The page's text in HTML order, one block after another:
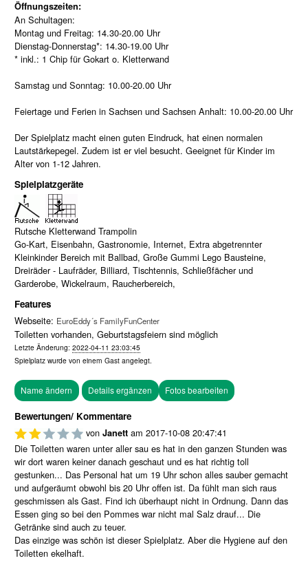
Öffnungszeiten:
An Schultagen:
Montag und Freitag: 14.30-20.00 Uhr
Dienstag-Donnerstag*: 14.30-19.00 Uhr
* inkl.: 1 Chip für Gokart o. Kletterwand
Samstag und Sonntag: 10.00-20.00 Uhr
Feiertage und Ferien in Sachsen und Sachsen Anhalt: 10.00-20.00 Uhr
Der Spielplatz macht einen guten Eindruck, hat einen normalen
Lautstärkepegel. Zudem ist er viel besucht. Geeignet für Kinder im
Alter von 1-12 Jahren.
Spielplatzgeräte
Rutsche Kletterwand Trampolin
Go-Kart, Eisenbahn, Gastronomie, Internet, Extra abgetrennter
Kleinkinder Bereich mit Ballbad, Große Gummi Lego Bausteine,
Dreiräder - Laufräder, Billiard, Tischtennis, Schließfächer und
Garderobe, Wickelraum, Raucherbereich,
Features
Webseite: EuroEddy´s FamilyFunCenter
Toiletten vorhanden, Geburtstagsfeiern sind möglich
Letzte Änderung: 2022-04-11 23:03:45
Spielplatz wurde von einem Gast angelegt.
Fotos bearbeiten
Bewertungen/ Kommentare
von Janett am 2017-10-08 20:47:41
Die Toiletten waren unter aller sau es hat in den ganzen Stunden was
wir dort waren keiner danach geschaut und es hat richtig toll
gestunken... Das Personal hat um 19 Uhr schon alles sauber gemacht
und aufgeräumt obwohl bis 20 Uhr offen ist. Da fühlt man sich raus
geschmissen als Gast. Find ich überhaupt nicht in Ordnung. Dann das
Essen ging so bei den Pommes war nicht mal Salz drauf... Die
Getränke sind auch zu teuer.
Das einzige was schön ist dieser Spielplatz. Aber die Hygiene auf den
Toiletten ekelhaft.